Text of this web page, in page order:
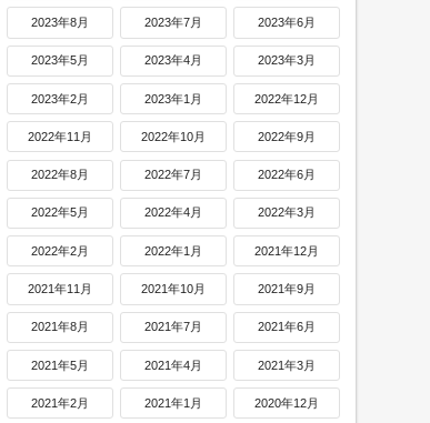
2023年8月 2023年7月 2023年6月
2023年5月 2023年4月 2023年3月
2023年2月 2023年1月 2022年12月
2022年11月 2022年10月 2022年9月
2022年8月 2022年7月 2022年6月
2022年5月 2022年4月 2022年3月
2022年2月 2022年1月 2021年12月
2021年11月 2021年10月 2021年9月
2021年8月 2021年7月 2021年6月
2021年5月 2021年4月 2021年3月
2021年2月 2021年1月 2020年12月